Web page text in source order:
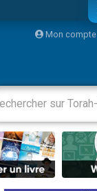
Mon compte
Livres